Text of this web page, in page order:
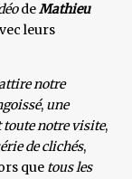
deMathieu
leurs
notre
, une
toute notre visite,
de clichés,
que tous les